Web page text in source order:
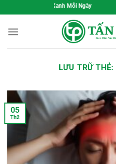
qua
nội
Khỏe, Sống Xanh Mỗi Ngày
LƯU TRỮ THẺ:
05
Th2